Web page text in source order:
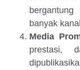
banyak
Media
prestasi,